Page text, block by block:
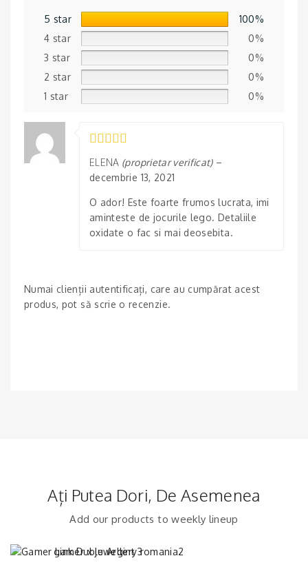
5 star
100%
4 star
0%
3 star
0%
2 star
0%
1 star
0%
ELENA (proprietar verificat) –
decembrie 13, 2021
O ador! Este foarte frumos lucrata, imi
aminteste de jocurile lego. Detaliile
oxidate o fac si mai deosebita.
Numai clienții autentificați, care au cumpărat acest
produs, pot să scrie o recenzie.
Ați Putea Dori, De Asemenea
Add our products to weekly lineup